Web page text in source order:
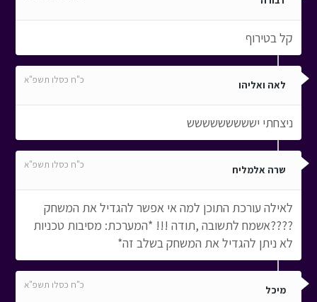
קל בטירוף
לאה ואליהו כ"ח כסלו תשפ"א
ניצחתי יששששששששש
שרה אלמליח כ"ח כסלו תשפ"א
לאילה עורכת התוכן למה אי אפשר להגדיל את המשחק
????אשמח לתשובה ,תודה !!! *המערכת: מסיבות טכניות
לא ניתן להגדיל את המשחק בשלב זה*
מיכל כ"ח כסלו תשפ"א